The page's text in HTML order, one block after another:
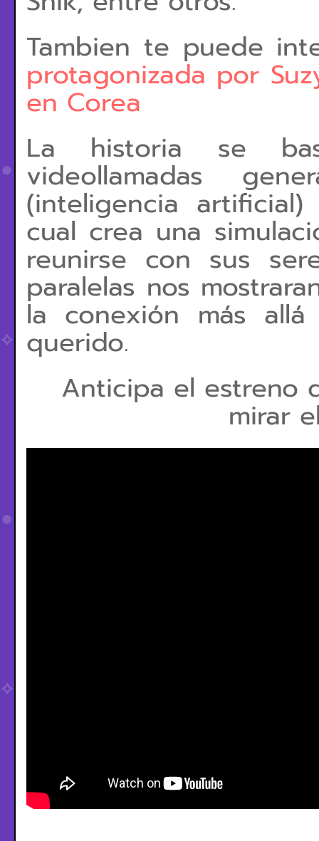
Tambien te puede
protagonizada por
en Corea
La historia se
videollamadas
(inteligencia artificial)
cual crea una
reunirse con sus
paralelas nos
la conexión más
querido.
Anticipa el estreno
mirar